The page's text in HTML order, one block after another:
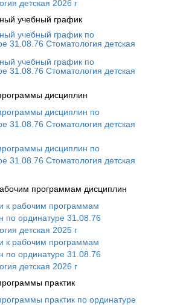
детская 2026 г
учебный график
учебный график по
31.08.76 Стоматология детская
учебный график по
31.08.76 Стоматология детская
дисциплин
дисциплин по
31.08.76 Стоматология детская
дисциплин по
31.08.76 Стоматология детская
программам дисциплин
к рабочим программам
по ординатуре 31.08.76
детская 2025 г
к рабочим программам
по ординатуре 31.08.76
детская 2026 г
практик
практик по ординатуре